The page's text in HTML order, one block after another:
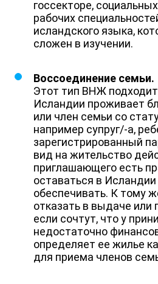
госсекторе,
рабочих
исландского языка,
сложен в изучении.
Воссоединение семьи.
Этот тип ВНЖ подходит
Исландии проживает
или член семьи со
например супруг/-а,
зарегистрированный
вид на жительство
приглашающего есть
оставаться в
обеспечивать. К тому
отказать в выдаче
если сочтут, что у
недостаточно
определяет ее жилье
для приема членов